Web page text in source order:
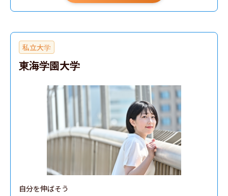
私立大学
東海学園大学
自分を伸ばそう